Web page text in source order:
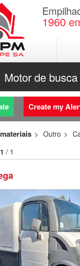
1960
Motor de busca
Create my
Outro
1 / 1